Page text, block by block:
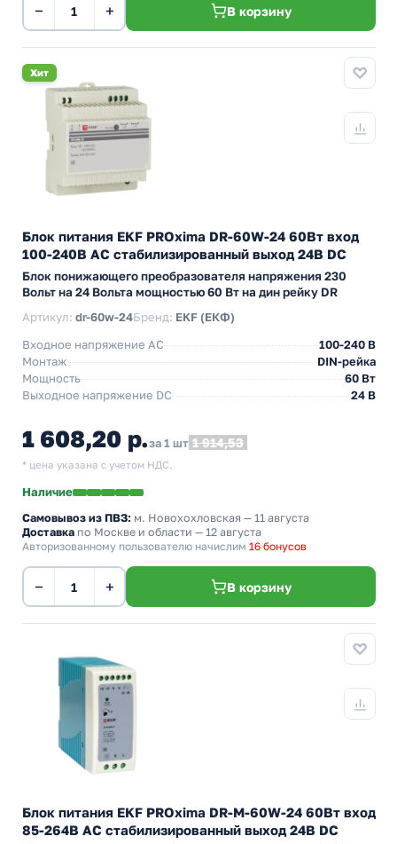
− + В корзину
Хит
Блок питания EKF PROxima DR-60W-24 60Вт вход
100-240В АС стабилизированный выход 24В DC
Блок понижающего преобразователя напряжения 230
Вольт на 24 Вольта мощностью 60 Вт на дин рейку DR
Артикул: dr-60w-24Бренд: EKF (ЕКФ)
Входное напряжение AC
100-240 В
Монтаж
DIN-рейка
Мощность
60 Вт
Выходное напряжение DC
24 В
1 608,20 р.за 1 шт 1 914,53
* цена указана с учетом НДС.
Наличие
Самовывоз из ПВЗ: м. Новохохловская — 11 августа
Доставка по Москве и области — 12 августа
Авторизованному пользователю начислим 16 бонусов
− + В корзину
Блок питания EKF PROxima DR-M-60W-24 60Вт вход
85-264В АС стабилизированный выход 24В DC